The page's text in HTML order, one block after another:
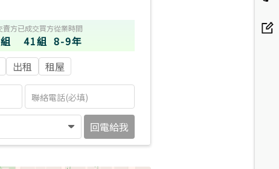
賣方已成交買方
41組
從業時間
8-9年
出租 租屋
回電給我